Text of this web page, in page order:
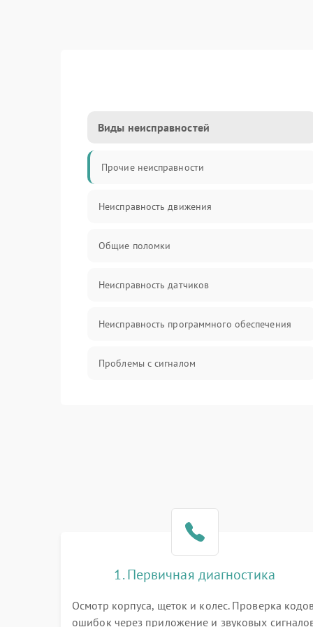
Виды неисправностей
Прочие неисправности
Неисправность движения
Общие поломки
Неисправность датчиков
Неисправность программного обеспечения
Проблемы с сигналом
Программные сбои
1. Первичная диагностика
Осмотр корпуса, щеток и колес. Проверка
ошибок через приложение и звуковых